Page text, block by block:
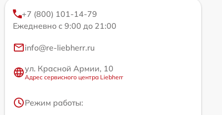
+7 (800) 101-14-79
Ежедневно с 9:00 до 21:00
info@re-liebherr.ru
ул. Красной Армии, 10
Адрес сервисного центра Liebherr
Режим работы: